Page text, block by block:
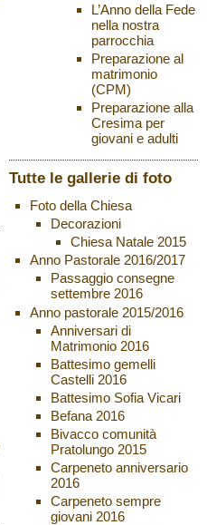
L’Anno della Fede
nella nostra
parrocchia
Preparazione al
matrimonio
(CPM)
Preparazione alla
Cresima per
giovani e adulti
Tutte le gallerie di foto
Foto della Chiesa
Decorazioni
Chiesa Natale 2015
Anno Pastorale 2016/2017
Passaggio consegne
settembre 2016
Anno pastorale 2015/2016
Anniversari di
Matrimonio 2016
Battesimo gemelli
Castelli 2016
Battesimo Sofia Vicari
Befana 2016
Bivacco comunità
Pratolungo 2015
Carpeneto anniversario
2016
Carpeneto sempre
giovani 2016